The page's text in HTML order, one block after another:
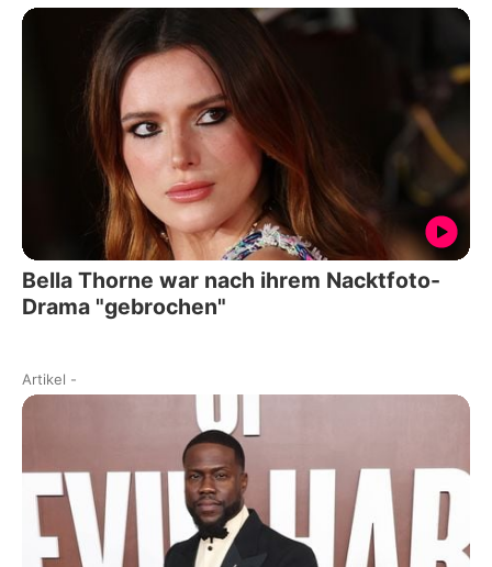
Bella Thorne war nach ihrem Nacktfoto-
Drama "gebrochen"
Artikel -